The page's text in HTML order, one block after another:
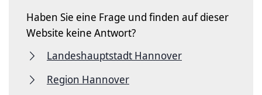
Haben Sie eine Frage und finden auf dieser
Website keine Antwort?
Landeshauptstadt Hannover
Region Hannover